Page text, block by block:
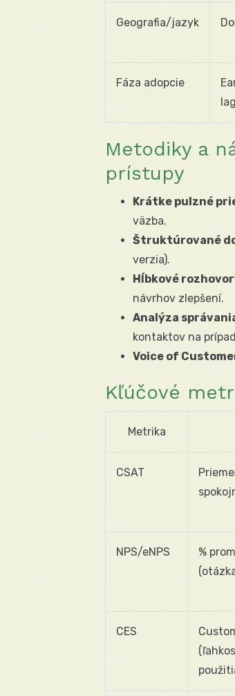
Geografia/jazyk
Fáza adopcie
Metodiky a
prístupy
Krátke pulzné
väzba.
Štruktúrované
verzia).
Hĺbkové
návrhov zlepšení.
Analýza
kontaktov na
Voice of
Kľúčové
Metrika
CSAT
NPS/eNPS
%
CES